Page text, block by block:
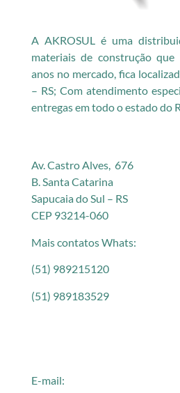
A AKROSUL é uma
materiais de construção
anos no mercado, fica
– RS; Com atendimento
entregas em todo o estado do
Av. Castro Alves, 676
B. Santa Catarina
Sapucaia do Sul – RS
CEP 93214-060
Mais contatos Whats:
(51) 989215120
(51) 989183529
E-mail: